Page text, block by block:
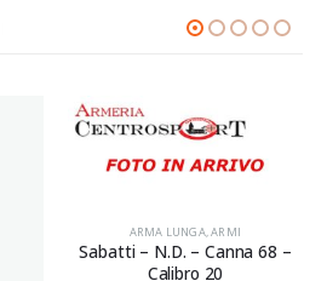
ARMA LUNGA,ARMI
Sabatti – N.D. – Canna 68 –
Calibro 20